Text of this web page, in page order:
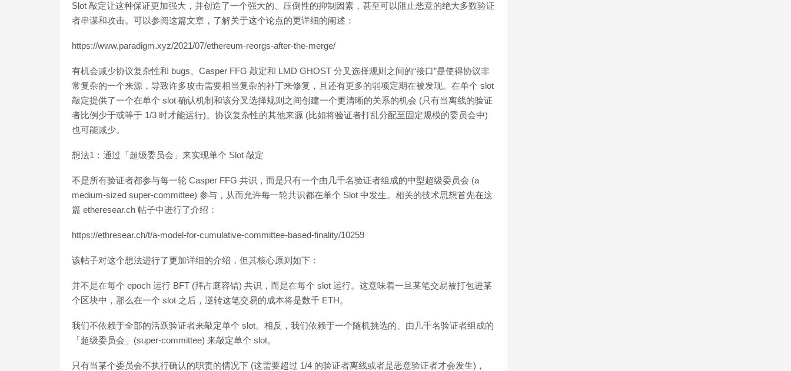
Slot 敲定让这种保证更加强大，并创造了一个强大的、压倒性的抑制因素，甚至可以阻止恶意的绝大多数验证
者串谋和攻击。可以参阅这篇文章，了解关于这个论点的更详细的阐述：
https://www.paradigm.xyz/2021/07/ethereum-reorgs-after-the-merge/
有机会减少协议复杂性和 bugs。Casper FFG 敲定和 LMD GHOST 分叉选择规则之间的“接口”是使得协议非
常复杂的一个来源，导致许多攻击需要相当复杂的补丁来修复，且还有更多的弱项定期在被发现。在单个 slot
敲定提供了一个在单个 slot 确认机制和该分叉选择规则之间创建一个更清晰的关系的机会 (只有当离线的验证
者比例少于或等于 1/3 时才能运行)。协议复杂性的其他来源 (比如将验证者打乱分配至固定规模的委员会中)
也可能减少。
想法1：通过「超级委员会」来实现单个 Slot 敲定
不是所有验证者都参与每一轮 Casper FFG 共识，而是只有一个由几千名验证者组成的中型超级委员会 (a
medium-sized super-committee) 参与，从而允许每一轮共识都在单个 Slot 中发生。相关的技术思想首先在这
篇 etheresear.ch 帖子中进行了介绍：
https://ethresear.ch/t/a-model-for-cumulative-committee-based-finality/10259
该帖子对这个想法进行了更加详细的介绍，但其核心原则如下：
并不是在每个 epoch 运行 BFT (拜占庭容错) 共识，而是在每个 slot 运行。这意味着一旦某笔交易被打包进某
个区块中，那么在一个 slot 之后，逆转这笔交易的成本将是数千 ETH。
我们不依赖于全部的活跃验证者来敲定单个 slot。相反，我们依赖于一个随机挑选的、由几千名验证者组成的
「超级委员会」(super-committee) 来敲定单个 slot。
只有当某个委员会不执行确认的职责的情况下 (这需要超过 1/4 的验证者离线或者是恶意验证者才会发生)，